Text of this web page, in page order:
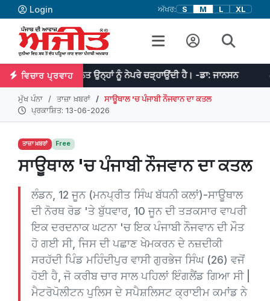
Login ਅੱਖਰ: S M L XL
ਵਿਚਾਰ ਪ੍ਰਵਾਹ
ਮਿਹਨਤ ਉਨ੍ਹਾਂ ਨੂੰ ਨੇਪਰੇ ਚੜ੍ਹਾਉਂਦੀ ਹੈ। -ਡਾ: ਜਾਨਸਨ ਜੇਕਰ ਤੁਹਾਡੇ
ਮੁੱਖ ਪੰਨਾ ਤਾਜ਼ਾ ਖ਼ਬਰਾਂ
ਸਾਊਥਾਲ 'ਚ ਪੰਜਾਬੀ ਨੌਜਵਾਨ ਦਾ ਕਤਲ
ਪ੍ਰਕਾਸ਼ਿਤ: 13-06-2026
ਤਾਜ਼ਾ ਖ਼ਬਰਾਂ Free
ਸਾਊਥਾਲ 'ਚ ਪੰਜਾਬੀ ਨੌਜਵਾਨ ਦਾ ਕਤਲ
ਲੰਡਨ, 12 ਜੂਨ (ਮਨਪ੍ਰੀਤ ਸਿੰਘ ਬੱਧਨੀ ਕਲਾਂ)-ਸਾਊਥਾਲ
ਦੀ ਨੋਰਥ ਰੋਡ 'ਤੇ ਬੁੱਧਵਾਰ, 10 ਜੂਨ ਦੀ ਤੜਕਸਾਰ ਵਾਪਰੀ
ਇਕ ਦਰਦਨਾਕ ਘਟਨਾ 'ਚ ਇਕ ਪੰਜਾਬੀ ਨੌਜਵਾਨ ਦੀ ਮੌਤ
ਹੋ ਗਈ ਸੀ, ਜਿਸ ਦੀ ਪਛਾਣ ਖੇਮਕਰਨ ਦੇ ਨਜ਼ਦੀਕੀ
ਸਰਹੱਦੀ ਪਿੰਡ ਮਹਿੰਦੀਪੁਰ ਵਾਸੀ ਗੁਰਭੇਜ ਸਿੰਘ (26) ਵਜੋਂ
ਹੋਈ ਹੈ, ਜੋ ਕਰੀਬ ਚਾਰ ਸਾਲ ਪਹਿਲਾਂ ਇੰਗਲੈਂਡ ਗਿਆ ਸੀ |
ਮੈਟਰੋਪੋਲੀਟਨ ਪੁਲਿਸ ਦੇ ਸਪੈਸ਼ਲਿਸਟ ਕ੍ਰਾਈਮ ਕਮਾਂਡ ਨੇ